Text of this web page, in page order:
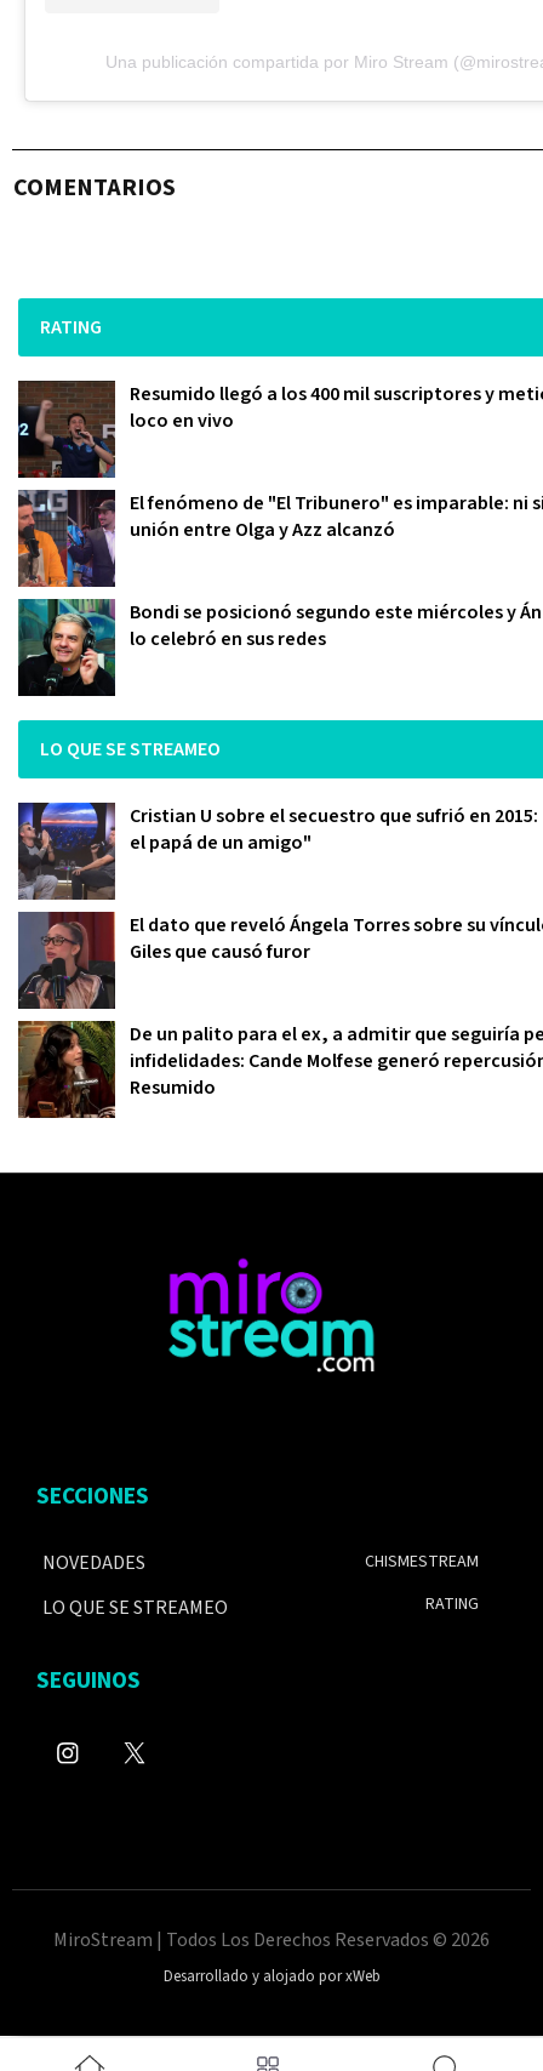
Una publicación compartida por Miro Stream
COMENTARIOS
RATING
Resumido llegó a los 400 mil suscriptores y
loco en vivo
El fenómeno de "El Tribunero" es imparable: ni
unión entre Olga y Azz alcanzó
Bondi se posicionó segundo este miércoles y
lo celebró en sus redes
LO QUE SE STREAMEO
Cristian U sobre el secuestro que sufrió en
el papá de un amigo"
El dato que reveló Ángela Torres sobre su
Giles que causó furor
De un palito para el ex, a admitir que seguiría
infidelidades: Cande Molfese generó
Resumido
SECCIONES
NOVEDADES
LO QUE SE STREAMEO
CHISMESTREAM
RATING
SEGUINOS
MiroStream | Todos Los Derechos Reservados © 2026
Desarrollado y alojado por xWeb